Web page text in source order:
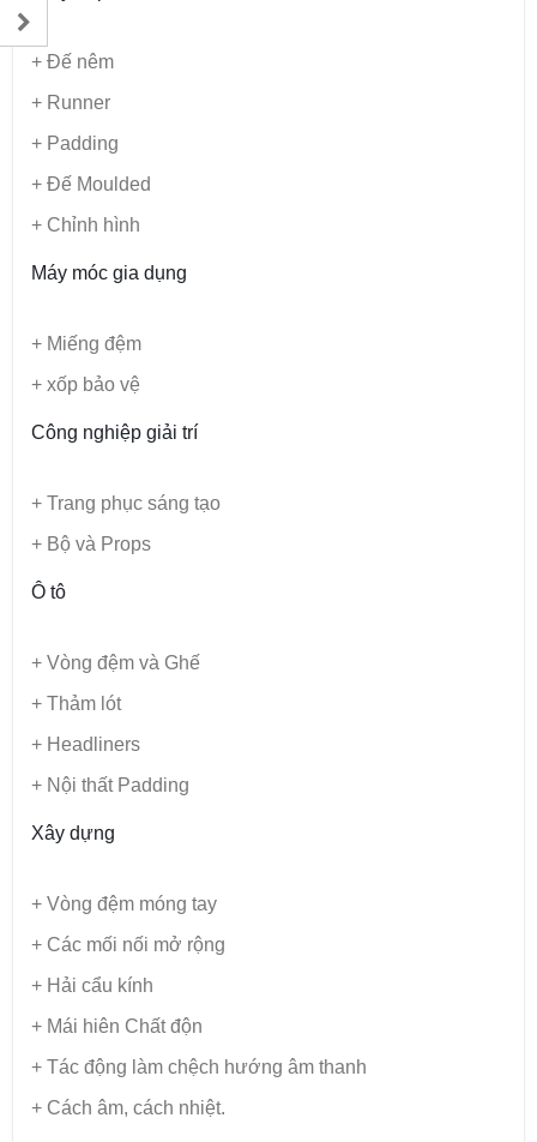
+ Đế nêm
+ Runner
+ Padding
+ Đế Moulded
+ Chỉnh hình
Máy móc gia dụng
+ Miếng đệm
+ xốp bảo vệ
Công nghiệp giải trí
+ Trang phục sáng tạo
+ Bộ và Props
Ô tô
+ Vòng đệm và Ghế
+ Thảm lót
+ Headliners
+ Nội thất Padding
Xây dựng
+ Vòng đệm móng tay
+ Các mối nối mở rộng
+ Hải cẩu kính
+ Mái hiên Chất độn
+ Tác động làm chệch hướng âm thanh
+ Cách âm, cách nhiệt.